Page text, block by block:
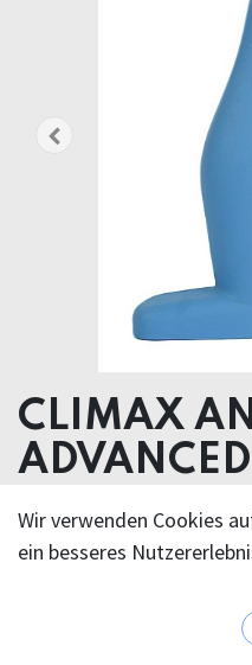
CLIMAX
ADVANCED
39,95€ Alle
Versandkosten
Wir verwenden Cookies
ein besseres